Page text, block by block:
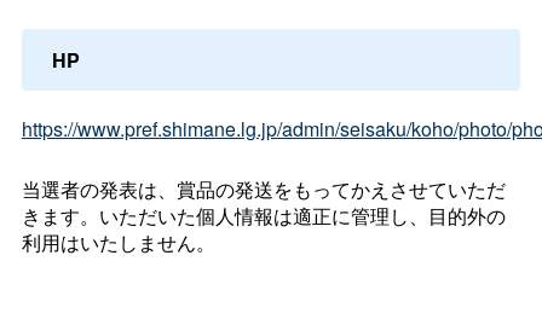
HP
https://www.pref.shimane.lg.jp/admin/seisaku/koho/photo/
当選者の発表は、賞品の発送をもってかえさせていただ
きます。いただいた個人情報は適正に管理し、目的外の
利用はいたしません。